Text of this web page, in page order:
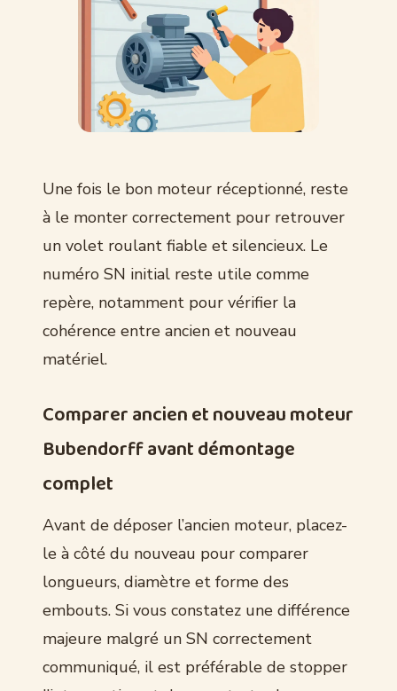
Une fois le bon moteur réceptionné, reste
à le monter correctement pour retrouver
un volet roulant fiable et silencieux. Le
numéro SN initial reste utile comme
repère, notamment pour vérifier la
cohérence entre ancien et nouveau
matériel.
Comparer ancien et nouveau moteur
Bubendorff avant démontage
complet
Avant de déposer l’ancien moteur, placez-
le à côté du nouveau pour comparer
longueurs, diamètre et forme des
embouts. Si vous constatez une différence
majeure malgré un SN correctement
communiqué, il est préférable de stopper